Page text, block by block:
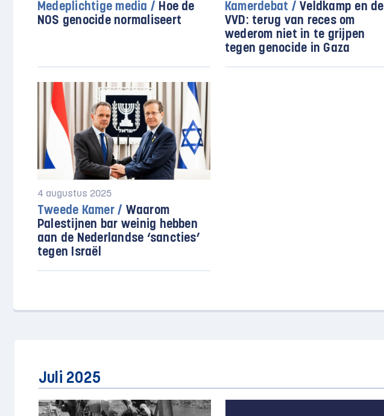
Medeplichtige media / Hoe de
NOS genocide normaliseert
Kamerdebat / Veldkamp en de
VVD: terug van reces om
wederom niet in te grijpen
tegen genocide in Gaza
4 augustus 2025
Tweede Kamer / Waarom
Palestijnen bar weinig hebben
aan de Nederlandse ‘sancties’
tegen Israël
Juli 2025